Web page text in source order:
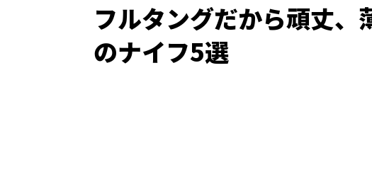
フルタングだから頑丈
のナイフ5選